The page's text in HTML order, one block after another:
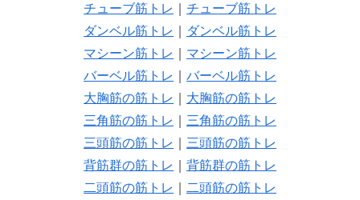
チューブ筋トレ
チューブ筋トレ
ダンベル筋トレ
ダンベル筋トレ
マシーン筋トレ
マシーン筋トレ
バーベル筋トレ
バーベル筋トレ
大胸筋の筋トレ
大胸筋の筋トレ
三角筋の筋トレ
三角筋の筋トレ
三頭筋の筋トレ
三頭筋の筋トレ
背筋群の筋トレ
背筋群の筋トレ
二頭筋の筋トレ
二頭筋の筋トレ